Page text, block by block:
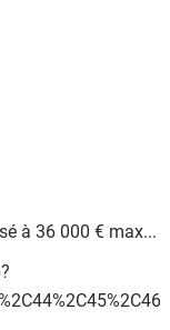
à 36 000 € max...